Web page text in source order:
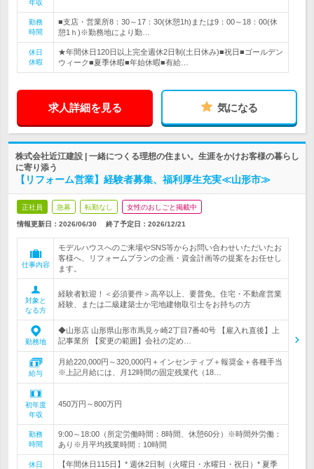
年収
勤務
時間
■支店・営業所8：30～17：30(休憩1h)または9：00～18：00(休
憩1ｈ)※勤務地により勤…
休日
休暇
★年間休日120日以上完全週休2日制(土日休み)■祝日■ゴールデン
ウィーク■夏季休暇■年始休暇■有給…
求人詳細を見る 気になる
株式会社近江建設 | 一緒につくる理想の住まい。生涯をかけお客様の暮らし
に寄り添う
【リフォーム営業】経験者募集、福利厚生充実≪山形市≫
正社員 急募 転勤なし 女性のおしごと掲載中
情報更新日：2026/06/30 終了予定日： 2026/12/21
仕事内容
モデルハウスへのご来場やSNS等からお問い合わせいただいたお
客様へ、リフォームプランの企画・資金計画等の提案をお任せし
ます。
対象と
なる方
経験者歓迎！＜必須要件＞高卒以上、要普免。住宅・不動産営業
経験、または二級建築士か宅地建物取引士をお持ちの方
勤務地
◆山形店 山形県山形市馬見ヶ崎2丁目7番40号 【雇入れ直後】上
記事業所 【変更の範囲】会社の定め…
給与
月給220,000円～320,000円＋インセンティブ＋報奨金＋各種手当
※上記月給には、月12時間の固定残業代（18…
初年度
年収
450万円～800万円
勤務
時間
9:00～18:00（所定労働時間：8時間、休憩60分）※時間外労働：
あり※月平均残業時間：10時間
休日
【年間休日115日】* 週休2日制（火曜日・水曜日・祝日）* 夏季